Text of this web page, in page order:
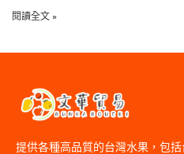
閱讀全文 »
提供各種高品質的台灣水果，包